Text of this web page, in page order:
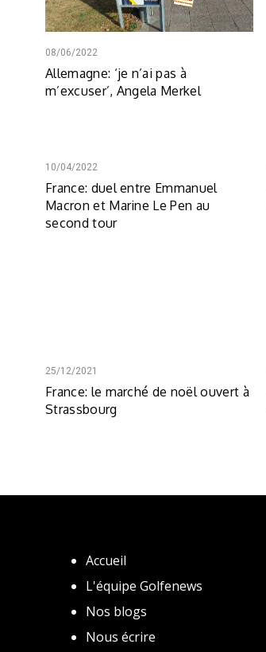
08/06/2022
Allemagne: ‘je n’ai pas à
m’excuser’, Angela Merkel
10/04/2022
France: duel entre Emmanuel
Macron et Marine Le Pen au
second tour
25/12/2021
France: le marché de noël ouvert à
Strassbourg
Accueil
L'équipe Golfenews
Nos blogs
Nous écrire